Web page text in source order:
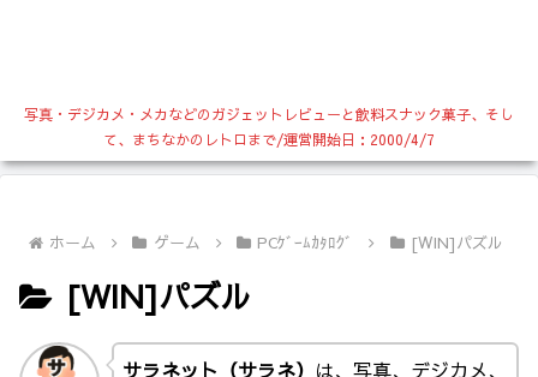
写真・デジカメ・メカなどのガジェットレビューと飲料スナック菓子、そし
て、まちなかのレトロまで/運営開始日：2000/4/7
ホーム ゲーム PCｹﾞｰﾑｶﾀﾛｸﾞ [WIN]パズル
[WIN]パズル
サラネット（サラネ） は、写真、デジカメ、